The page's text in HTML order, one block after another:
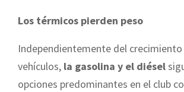
Los térmicos pierden peso
Independientemente del
vehículos, la gasolina y el diésel
opciones predominantes en el club